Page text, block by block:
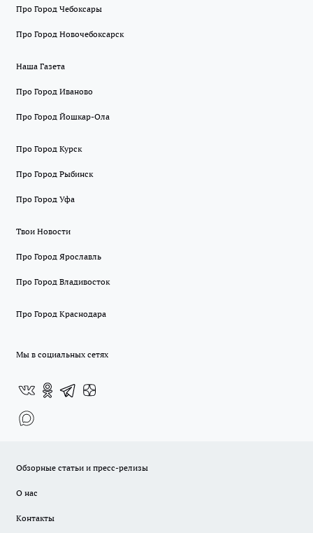
Про Город Чебоксары
Про Город Новочебоксарск
Наша Газета
Про Город Иваново
Про Город Йошкар-Ола
Про Город Курск
Про Город Рыбинск
Про Город Уфа
Твои Новости
Про Город Ярославль
Про Город Владивосток
Про Город Краснодара
Мы в социальных сетях
Обзорные статьи и пресс-релизы
О нас
Контакты